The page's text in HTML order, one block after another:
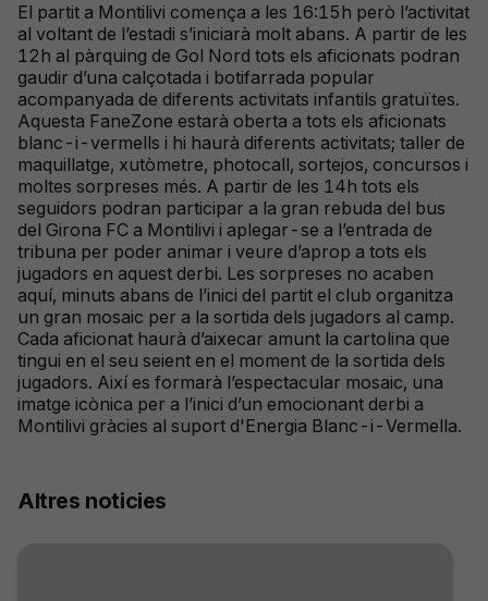
El partit a Montilivi comença a les 16:15h però l’activitat
al voltant de l’estadi s’iniciarà molt abans. A partir de les
12h al pàrquing de Gol Nord tots els aficionats podran
gaudir d’una calçotada i botifarrada popular
acompanyada de diferents activitats infantils gratuïtes.
Aquesta FaneZone estarà oberta a tots els aficionats
blanc-i-vermells i hi haurà diferents activitats; taller de
maquillatge, xutòmetre, photocall, sortejos, concursos i
moltes sorpreses més. A partir de les 14h tots els
seguidors podran participar a la gran rebuda del bus
del Girona FC a Montilivi i aplegar-se a l’entrada de
tribuna per poder animar i veure d’aprop a tots els
jugadors en aquest derbi. Les sorpreses no acaben
aquí, minuts abans de l’inici del partit el club organitza
un gran mosaic per a la sortida dels jugadors al camp.
Cada aficionat haurà d’aixecar amunt la cartolina que
tingui en el seu seient en el moment de la sortida dels
jugadors. Així es formarà l’espectacular mosaic, una
imatge icònica per a l’inici d’un emocionant derbi a
Montilivi gràcies al suport d'Energia Blanc-i-Vermella.
Altres noticies